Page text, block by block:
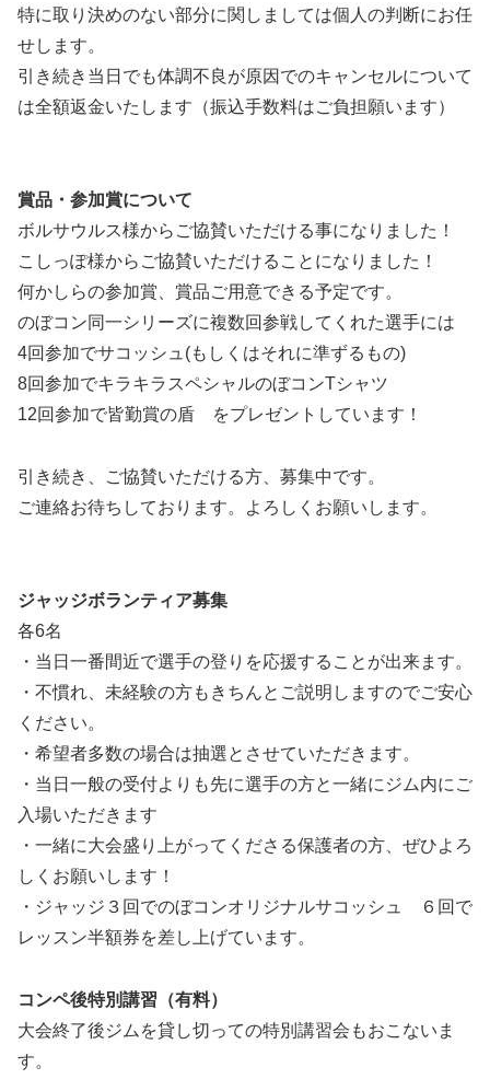
特に取り決めのない部分に関しましては個人の判断にお任
せします。
引き続き当日でも体調不良が原因でのキャンセルについて
は全額返金いたします（振込手数料はご負担願います）
賞品・参加賞について
ボルサウルス様からご協賛いただける事になりました！
こしっぽ様からご協賛いただけることになりました！
何かしらの参加賞、賞品ご用意できる予定です。
のぼコン同一シリーズに複数回参戦してくれた選手には
4回参加でサコッシュ(もしくはそれに準ずるもの)
8回参加でキラキラスペシャルのぼコンTシャツ
12回参加で皆勤賞の盾 をプレゼントしています！
引き続き、ご協賛いただける方、募集中です。
ご連絡お待ちしております。よろしくお願いします。
ジャッジボランティア募集
各6名
・当日一番間近で選手の登りを応援することが出来ます。
・不慣れ、未経験の方もきちんとご説明しますのでご安心
ください。
・希望者多数の場合は抽選とさせていただきます。
・当日一般の受付よりも先に選手の方と一緒にジム内にご
入場いただきます
・一緒に大会盛り上がってくださる保護者の方、ぜひよろ
しくお願いします！
・ジャッジ３回でのぼコンオリジナルサコッシュ ６回で
レッスン半額券を差し上げています。
コンペ後特別講習（有料）
大会終了後ジムを貸し切っての特別講習会もおこないま
す。